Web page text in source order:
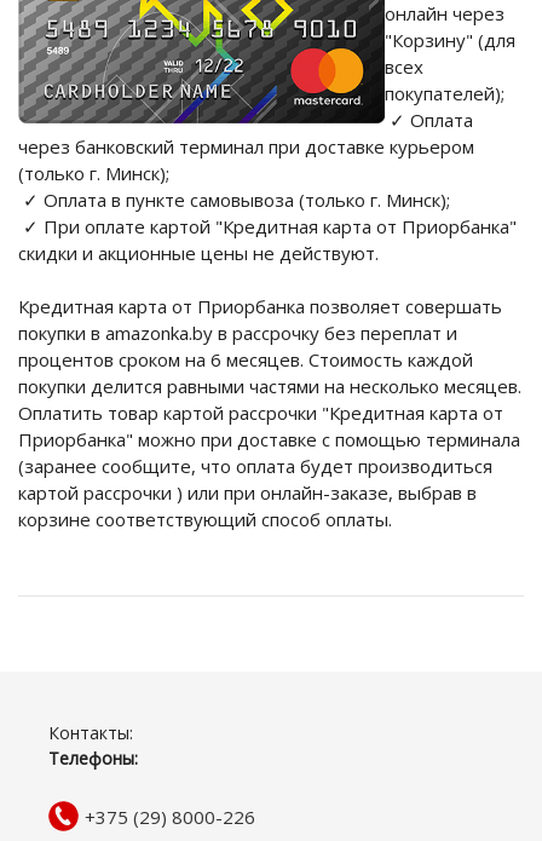
онлайн через
"Корзину" (для
всех
покупателей);
✓ Оплата
через банковский терминал при доставке курьером
(только г. Минск);
✓ Оплата в пункте самовывоза (только г. Минск);
✓ При оплате картой "Кредитная карта от Приорбанка"
скидки и акционные цены не действуют.
Кредитная карта от Приорбанка позволяет совершать
покупки в amazonka.by в рассрочку без переплат и
процентов сроком на 6 месяцев. Стоимость каждой
покупки делится равными частями на несколько месяцев.
Оплатить товар картой рассрочки "Кредитная карта от
Приорбанка" можно при доставке с помощью терминала
(заранее сообщите, что оплата будет производиться
картой рассрочки ) или при онлайн-заказе, выбрав в
корзине соответствующий способ оплаты.
Контакты:
Телефоны:
+375 (29) 8000-226